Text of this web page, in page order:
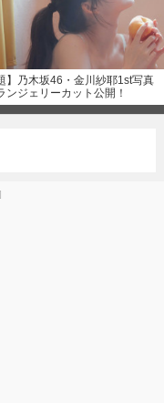
】乃木坂46・金川紗耶1st写真
ンジェリーカット公開！